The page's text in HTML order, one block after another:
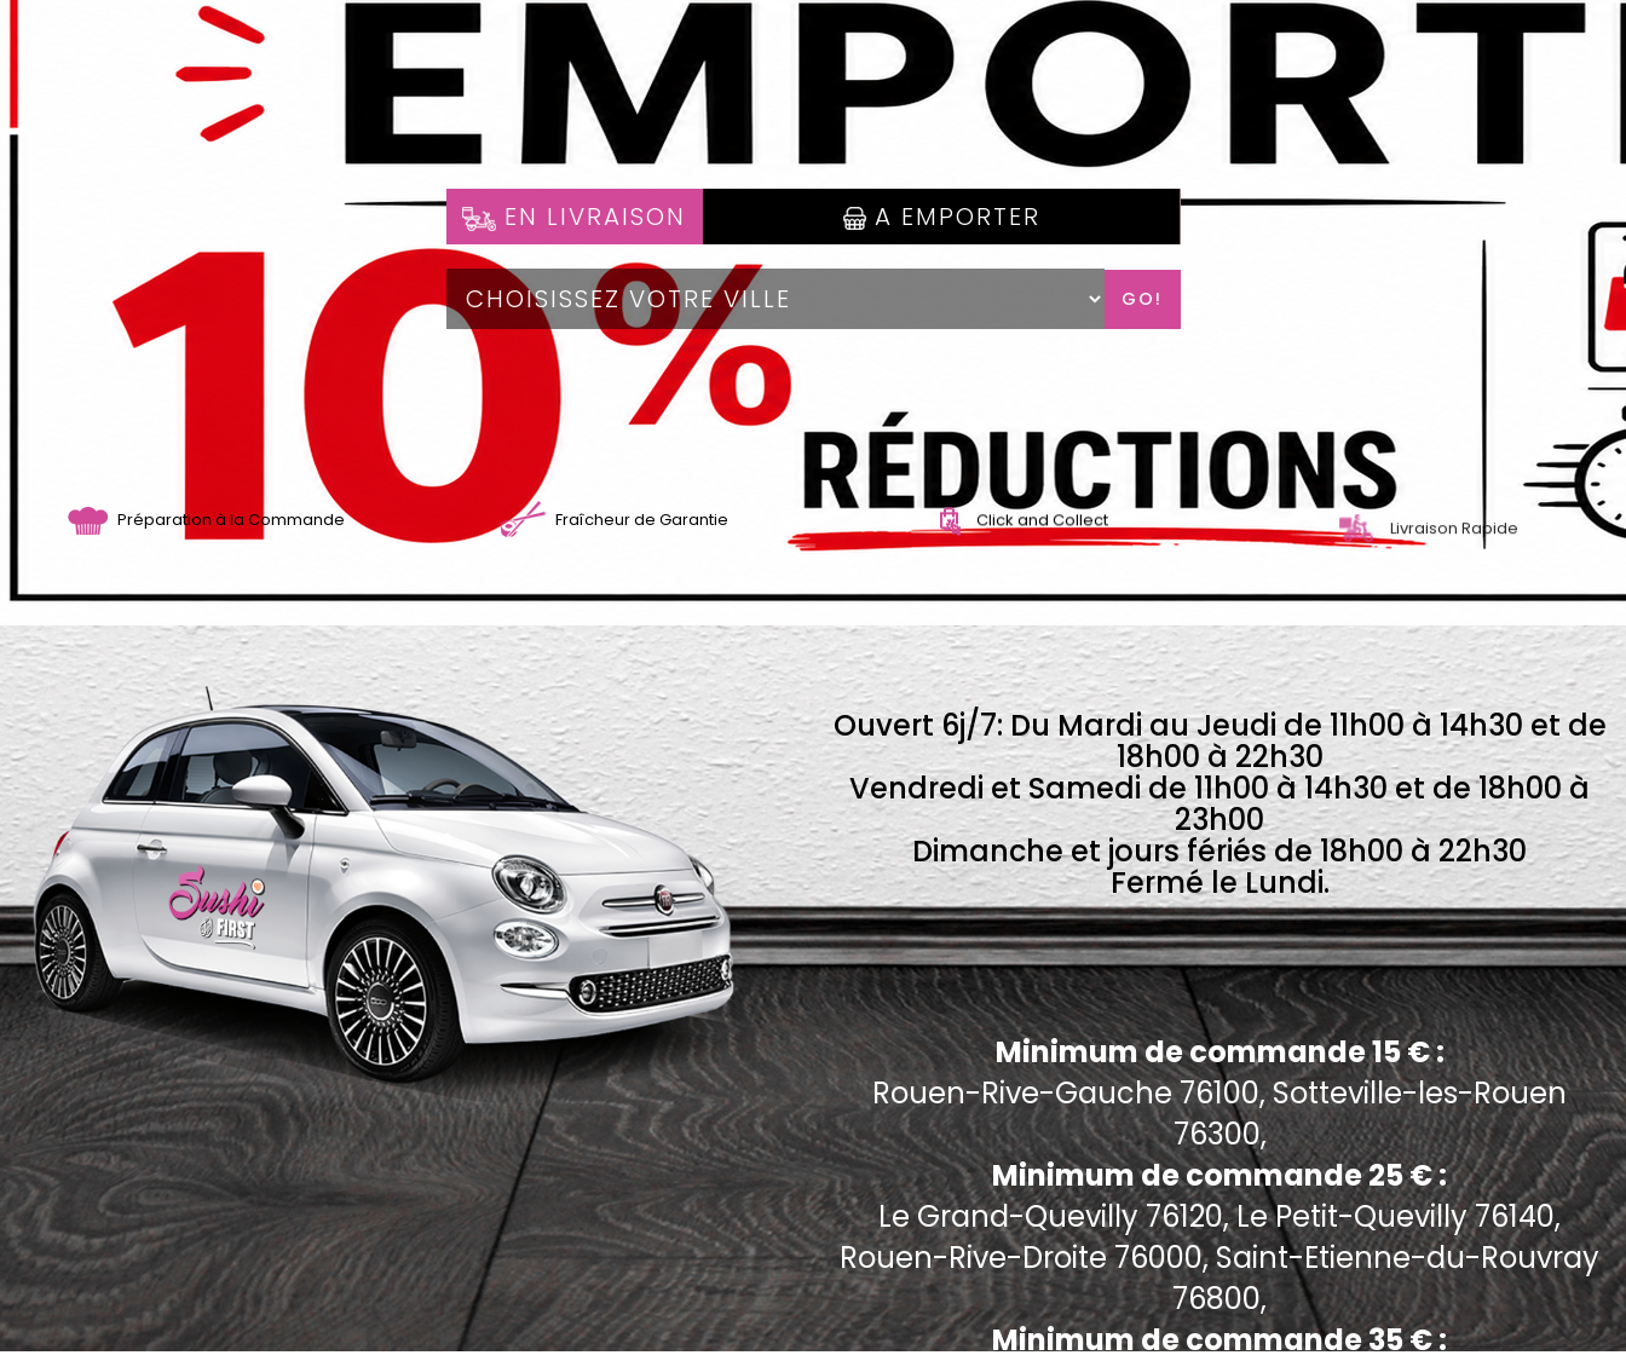
EN LIVRAISON A EMPORTER
GO!
Préparation à la Commande Fraîcheur de Garantie Click and Collect Livraison Rapide
Ouvert 6j/7: Du Mardi au Jeudi de 11h00 à 14h30 et de
18h00 à 22h30
Vendredi et Samedi de 11h00 à 14h30 et de 18h00 à
23h00
Dimanche et jours fériés de 18h00 à 22h30
Fermé le Lundi.
Minimum de commande 15 € :
Rouen-Rive-Gauche 76100, Sotteville-les-Rouen
76300,
Minimum de commande 25 € :
Le Grand-Quevilly 76120, Le Petit-Quevilly 76140,
Rouen-Rive-Droite 76000, Saint-Etienne-du-Rouvray
76800,
Minimum de commande 35 € :